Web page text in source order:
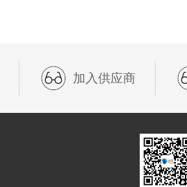
加入供应商